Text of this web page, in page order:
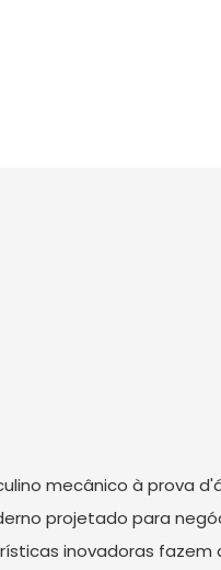
mecânico à prova
projetado para
inovadoras fazem